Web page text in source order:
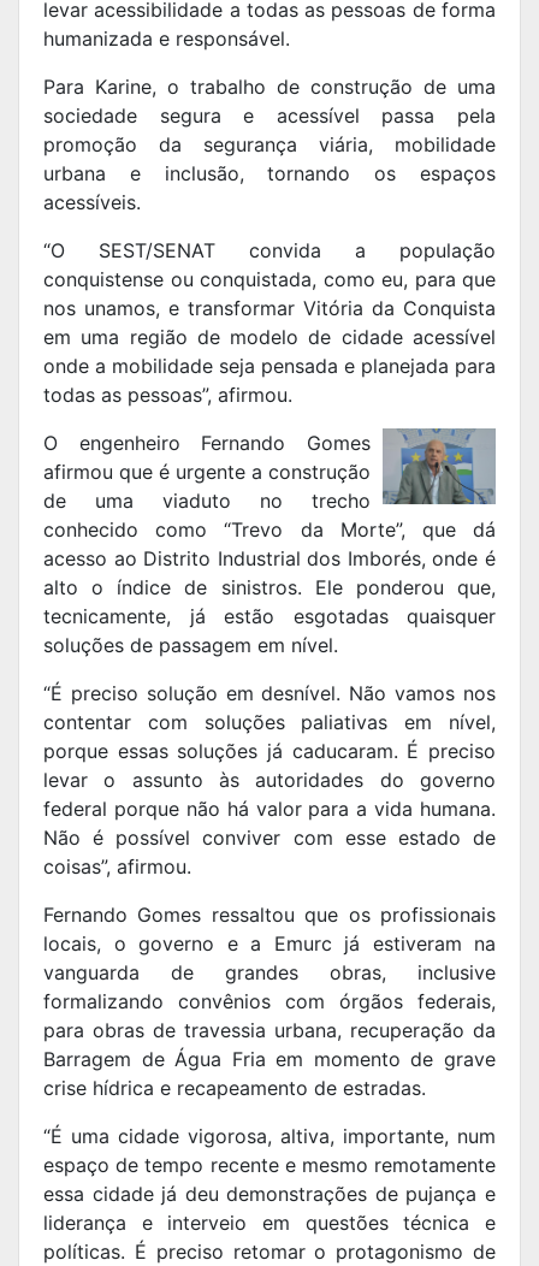
levar acessibilidade a todas as pessoas de forma
humanizada e responsável.
Para Karine, o trabalho de construção de uma
sociedade segura e acessível passa pela
promoção da segurança viária, mobilidade
urbana e inclusão, tornando os espaços
acessíveis.
“O SEST/SENAT convida a população
conquistense ou conquistada, como eu, para que
nos unamos, e transformar Vitória da Conquista
em uma região de modelo de cidade acessível
onde a mobilidade seja pensada e planejada para
todas as pessoas”, afirmou.
O engenheiro Fernando Gomes
afirmou que é urgente a construção
de uma viaduto no trecho
conhecido como “Trevo da Morte”, que dá
acesso ao Distrito Industrial dos Imborés, onde é
alto o índice de sinistros. Ele ponderou que,
tecnicamente, já estão esgotadas quaisquer
soluções de passagem em nível.
“É preciso solução em desnível. Não vamos nos
contentar com soluções paliativas em nível,
porque essas soluções já caducaram. É preciso
levar o assunto às autoridades do governo
federal porque não há valor para a vida humana.
Não é possível conviver com esse estado de
coisas”, afirmou.
Fernando Gomes ressaltou que os profissionais
locais, o governo e a Emurc já estiveram na
vanguarda de grandes obras, inclusive
formalizando convênios com órgãos federais,
para obras de travessia urbana, recuperação da
Barragem de Água Fria em momento de grave
crise hídrica e recapeamento de estradas.
“É uma cidade vigorosa, altiva, importante, num
espaço de tempo recente e mesmo remotamente
essa cidade já deu demonstrações de pujança e
liderança e interveio em questões técnica e
políticas. É preciso retomar o protagonismo de